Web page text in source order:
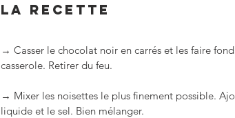
LA RECETTE
→ Casser le chocolat noir en carrés et les faire
casserole. Retirer du feu.
→ Mixer les noisettes le plus finement possible.
liquide et le sel. Bien mélanger.